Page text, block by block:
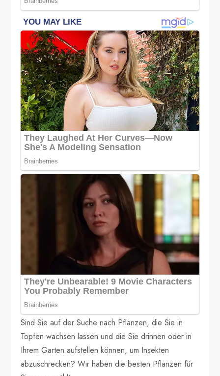
Sind Sie auf der Suche nach Pflanzen, die Sie in
Töpfen wachsen lassen und die Sie drinnen oder in
Ihrem Garten aufstellen können, um Insekten
abzuschrecken? Wir haben die besten Pflanzen für